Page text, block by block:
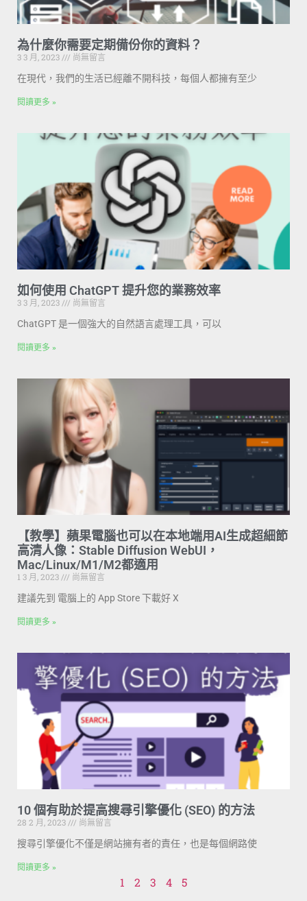
為什麼你需要定期備份你的資料？
3 3 月, 2023
尚無留言
在現代，我們的生活已經離不開科技，每個人都擁有至少
閱讀更多 »
如何使用 ChatGPT 提升您的業務效率
3 3 月, 2023
尚無留言
ChatGPT 是一個強大的自然語言處理工具，可以
閱讀更多 »
【教學】蘋果電腦也可以在本地端用AI生成超細節
高清人像：Stable Diffusion WebUI，
Mac/Linux/M1/M2都適用
1 3 月, 2023
尚無留言
建議先到 電腦上的 App Store 下載好 X
閱讀更多 »
10 個有助於提高搜尋引擎優化 (SEO) 的方法
28 2 月, 2023
尚無留言
搜尋引擎優化不僅是網站擁有者的責任，也是每個網路使
閱讀更多 »
1 2 3 4 5